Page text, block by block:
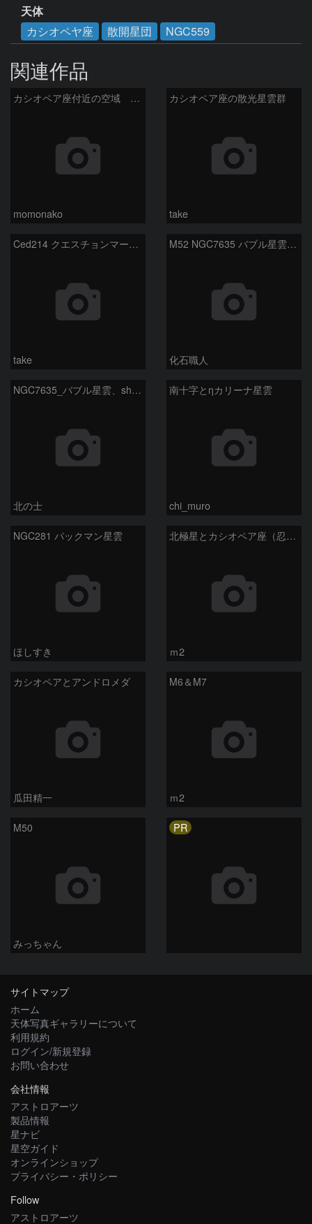
天体
カシオペヤ座
散開星団 NGC559
関連作品
カシオペア座付近の空域 260720
momonako
カシオペア座の散光星雲群
take
Ced214 クエスチョンマーク星雲の“心臓部”
take
M52 NGC7635 バブル星雲 Sh2-159 カシオペア座
化石職人
NGC7635_バブル星雲、sh2-157_くわがた星雲
北の士
南十字とηカリーナ星雲
chi_muro
NGC281 パックマン星雲
ほしすき
北極星とカシオペア座（忍び寄る秋）
ｍ2
カシオペアとアンドロメダ
瓜田精一
M6＆M7
ｍ2
M50
みっちゃん
PR
サイトマップ
ホーム
天体写真ギャラリーについて
利用規約
ログイン/新規登録
お問い合わせ
会社情報
アストロアーツ
製品情報
星ナビ
星空ガイド
オンラインショップ
プライバシー・ポリシー
Follow
アストロアーツ